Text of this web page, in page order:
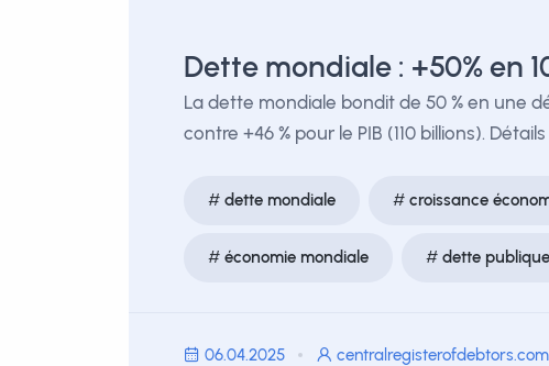
Dette mondiale : +50% en
La dette mondiale bondit de 50 % en une
contre +46 % pour le PIB (110 billions).
dette mondiale croissance
économie mondiale dette publique
06.04.2025 centralregisterofdebtors.com